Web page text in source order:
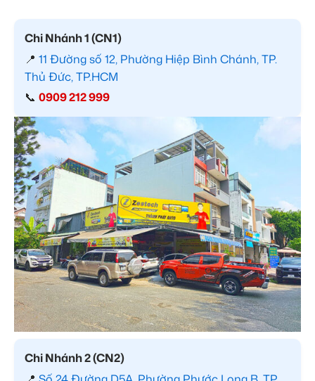
Chi Nhánh 1 (CN1)
📍 11 Đường số 12, Phường Hiệp Bình Chánh, TP.
Thủ Đức, TP.HCM
📞 0909 212 999
Chi Nhánh 2 (CN2)